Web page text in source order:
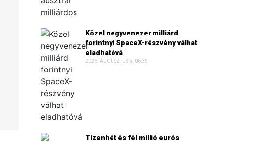
Közel negyvenezer milliárd
forintnyi SpaceX-részvény válhat
eladhatóvá
2026. AUGUSZTUS 5. 06:35
Tizenhét és fél millió eurós